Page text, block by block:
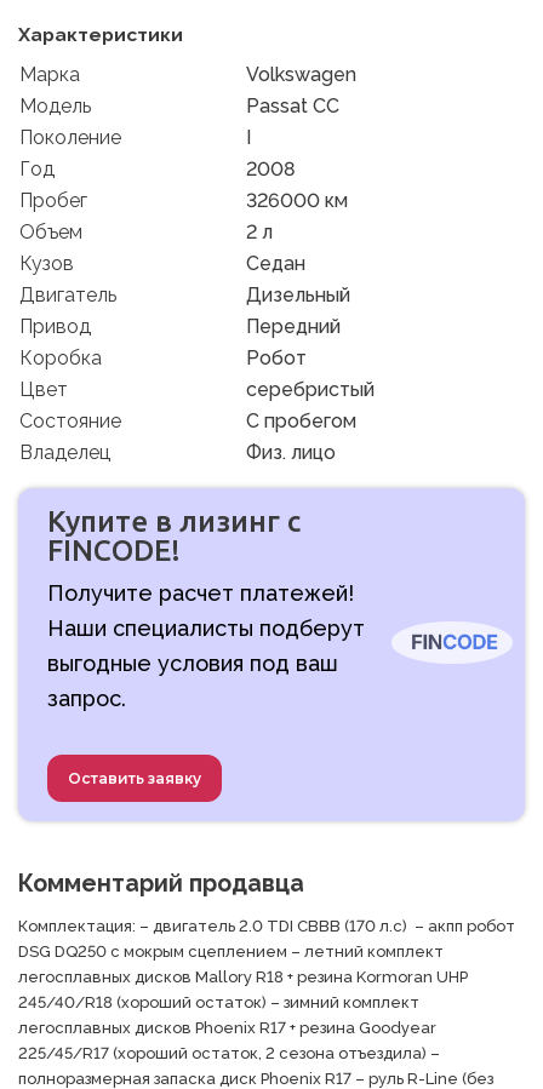
Характеристики
Марка
Volkswagen
Модель
Passat CC
Поколение
I
Год
2008
Пробег
326000 км
Объем
2 л
Кузов
Седан
Двигатель
Дизельный
Привод
Передний
Коробка
Робот
Цвет
серебристый
Состояние
C пробегом
Владелец
Физ. лицо
Купите в лизинг с
FINCODE!
Получите расчет платежей!
Наши специалисты подберут
выгодные условия под ваш
запрос.
Оставить заявку
Комментарий продавца
Комплектация: – двигатель 2.0 TDI CBBB (170 л.с)  – акпп робот
DSG DQ250 с мокрым сцеплением – летний комплект
легосплавных дисков Mallory R18 + резина Kormoran UHP
245/40/R18 (хороший остаток) – зимний комплект
легосплавных дисков Phoenix R17 + резина Goodyear
225/45/R17 (хороший остаток, 2 сезона отъездила) –
полноразмерная запаска диск Phoenix R17 – руль R-Line (без